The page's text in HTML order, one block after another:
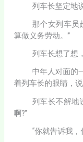
列车长坚定地
那个女列车员
算做义务劳动。”
列车长想了想
中年人对面的
着列车长的眼睛，
列车长不解地
啊?”
“你就告诉我，